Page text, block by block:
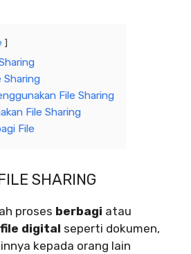
File Sharing
File Sharing
File
SHARING
proses berbagi atau
file digital seperti dokumen,
kepada orang lain